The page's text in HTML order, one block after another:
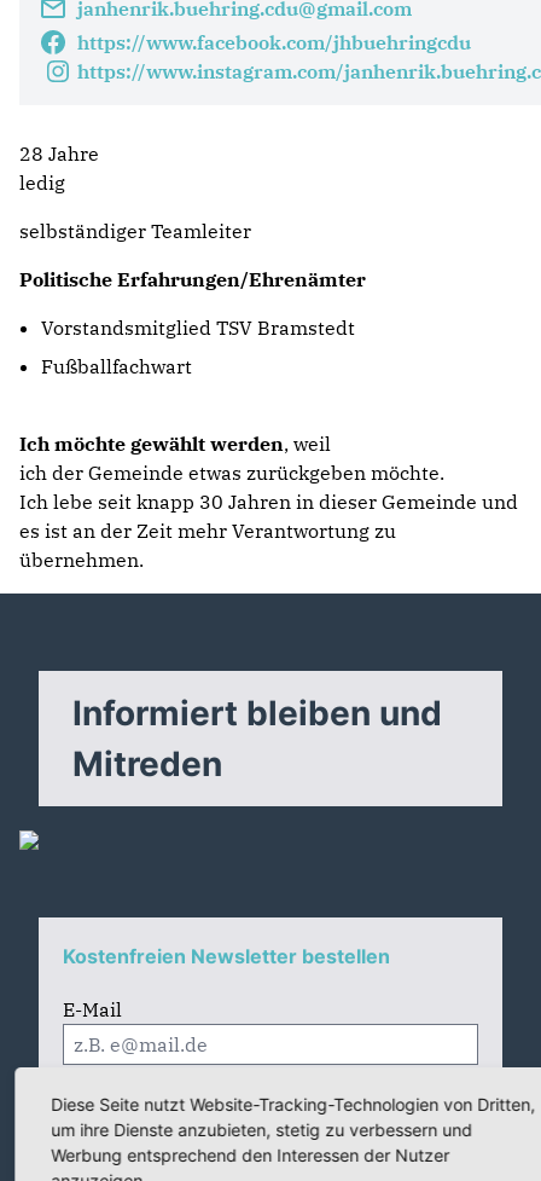
janhenrik.buehring.cdu@gmail.com
https://www.facebook.com/jhbuehringcdu
https://www.instagram.com/
28 Jahre
ledig
selbständiger Teamleiter
Politische Erfahrungen/Ehrenämter
Vorstandsmitglied TSV Bramstedt
Fußballfachwart
Ich möchte gewählt werden, weil
ich der Gemeinde etwas zurückgeben möchte.
Ich lebe seit knapp 30 Jahren in dieser Gemeinde und
es ist an der Zeit mehr Verantwortung zu
übernehmen.
Informiert bleiben und
Mitreden
Kostenfreien Newsletter bestellen
E-Mail
PLZ
Diese Seite nutzt Website-Tracking-Technologien von Dritten,
um ihre Dienste anzubieten, stetig zu verbessern und
Werbung entsprechend den Interessen der Nutzer